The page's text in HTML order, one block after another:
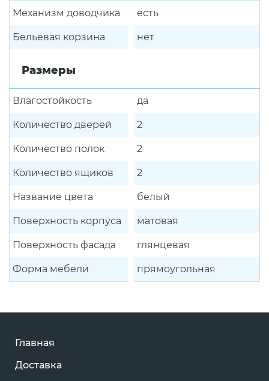
Механизм доводчика есть
Бельевая корзина нет
Размеры
Влагостойкость да
Количество дверей 2
Количество полок 2
Количество ящиков 2
Название цвета белый
Поверхность корпуса матовая
Поверхность фасада глянцевая
Форма мебели прямоугольная
Главная
Доставка